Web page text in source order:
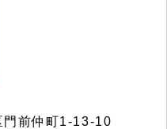
前仲町1-13-10